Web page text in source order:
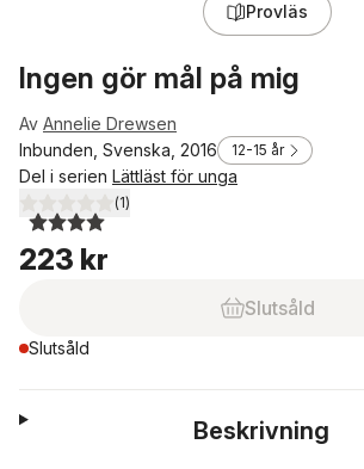
Provläs
Ingen gör mål på mig
Av Annelie Drewsen
Inbunden, Svenska, 2016
12-15 år
Del i serien Lättläst för unga
4,0utav 5 stjärnor. Totalt antal röster:
(1)
223 kr
Slutsåld
Slutsåld
Beskrivning